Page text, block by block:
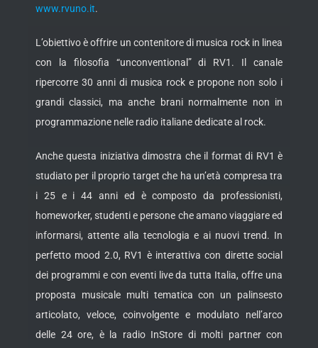
www.rvuno.it.
L’obiettivo è offrire un contenitore di musica rock in linea
con la filosofia “unconventional” di RV1. Il canale
ripercorre 30 anni di musica rock e propone non solo i
grandi classici, ma anche brani normalmente non in
programmazione nelle radio italiane dedicate al rock.
Anche questa iniziativa dimostra che il format di RV1 è
studiato per il proprio target che ha un’età compresa tra
i 25 e i 44 anni ed è composto da professionisti,
homeworker, studenti e persone che amano viaggiare ed
informarsi, attente alla tecnologia e ai nuovi trend. In
perfetto mood 2.0, RV1 è interattiva con dirette social
dei programmi e con eventi live da tutta Italia, offre una
proposta musicale multi tematica con un palinsesto
articolato, veloce, coinvolgente e modulato nell’arco
delle 24 ore, è la radio InStore di molti partner con